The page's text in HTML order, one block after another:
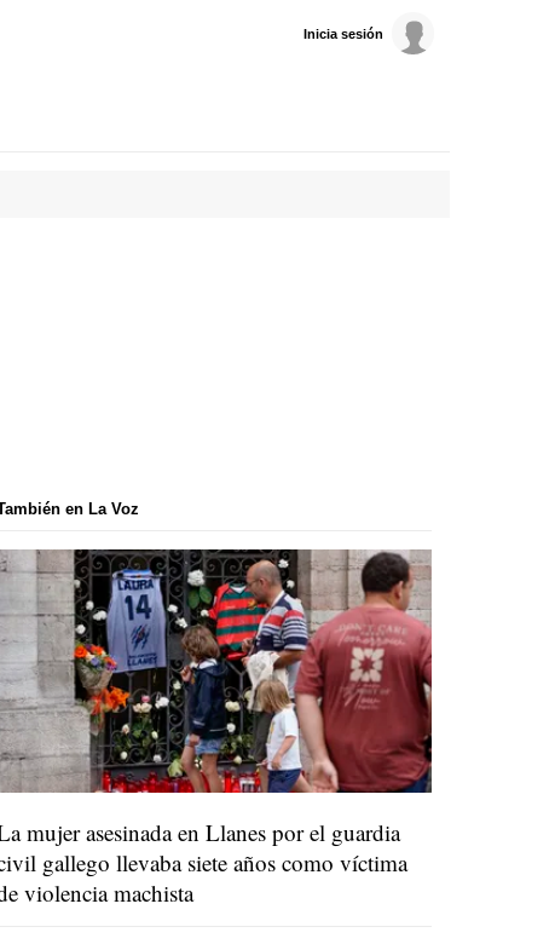
Inicia sesión
en La Voz
mujer asesinada en Llanes por el guardia
gallego llevaba siete años como víctima
violencia machista